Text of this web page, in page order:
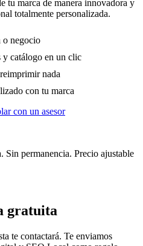
tu marca de manera innovadora y
totalmente personalizada.
o negocio
y catálogo en un clic
nada
con tu marca
con un asesor
. Sin permanencia. Precio ajustable
gratuita
te contactará. Te enviamos